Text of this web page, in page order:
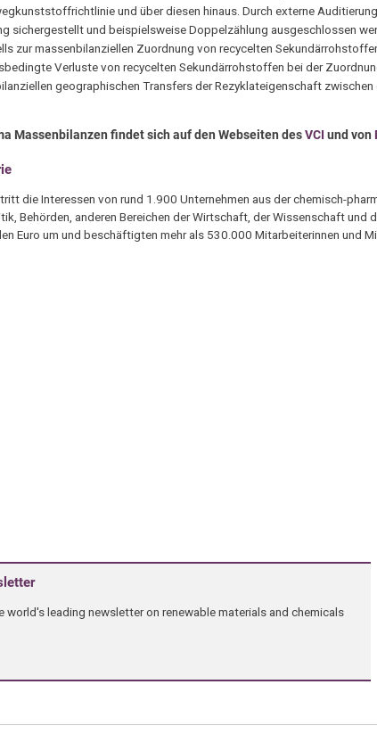
und über diesen hinaus. Durch externe
sichergestellt und beispielsweise Doppelzählung ausgeschlossen
zur massenbilanziellen Zuordnung von recycelten
Verluste von recycelten Sekundärrohstoffen bei der
geographischen Transfers der Rezyklateigenschaft
Massenbilanzen findet sich auf den Webseiten desVCI und von
die Interessen von rund 1.900 Unternehmen aus der chemisch-
Behörden, anderen Bereichen der Wirtschaft, der Wissenschaft und
Euro um und beschäftigten mehr als 530.000 Mitarbeiterinnen und
leading newsletter on renewable materials and chemicals